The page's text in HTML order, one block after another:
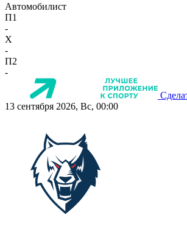
Автомобилист
П1
-
X
-
П2
-
13 сентября 2026, Вс, 00:00